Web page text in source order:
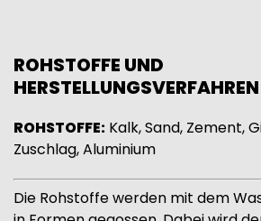
ROHSTOFFE UND
HERSTELLUNGSVERFAHREN
ROHSTOFFE: Kalk, Sand, Zement,
Zuschlag, Aluminium
Die Rohstoffe werden mit dem